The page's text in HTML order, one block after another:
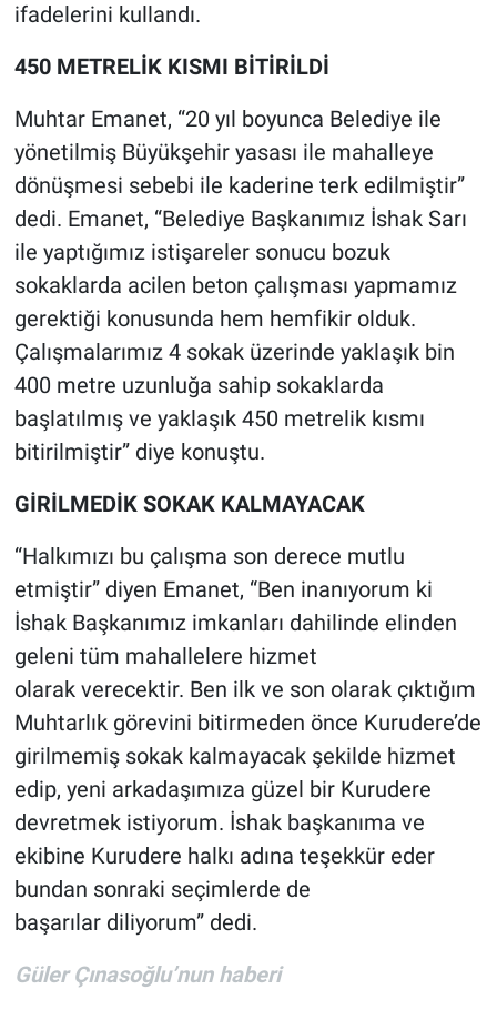
ifadelerini kullandı.
450 METRELİK KISMI BİTİRİLDİ
Muhtar Emanet, “20 yıl boyunca Belediye ile
yönetilmiş Büyükşehir yasası ile mahalleye
dönüşmesi sebebi ile kaderine terk edilmiştir”
dedi. Emanet, “Belediye Başkanımız İshak Sarı
ile yaptığımız istişareler sonucu bozuk
sokaklarda acilen beton çalışması yapmamız
gerektiği konusunda hem hemfikir olduk.
Çalışmalarımız 4 sokak üzerinde yaklaşık bin
400 metre uzunluğa sahip sokaklarda
başlatılmış ve yaklaşık 450 metrelik kısmı
bitirilmiştir” diye konuştu.
GİRİLMEDİK SOKAK KALMAYACAK
“Halkımızı bu çalışma son derece mutlu
etmiştir” diyen Emanet, “Ben inanıyorum ki
İshak Başkanımız imkanları dahilinde elinden
geleni tüm mahallelere hizmet
olarak verecektir. Ben ilk ve son olarak çıktığım
Muhtarlık görevini bitirmeden önce Kurudere’de
girilmemiş sokak kalmayacak şekilde hizmet
edip, yeni arkadaşımıza güzel bir Kurudere
devretmek istiyorum. İshak başkanıma ve
ekibine Kurudere halkı adına teşekkür eder
bundan sonraki seçimlerde de
başarılar diliyorum” dedi.
Güler Çınasoğlu’nun haberi